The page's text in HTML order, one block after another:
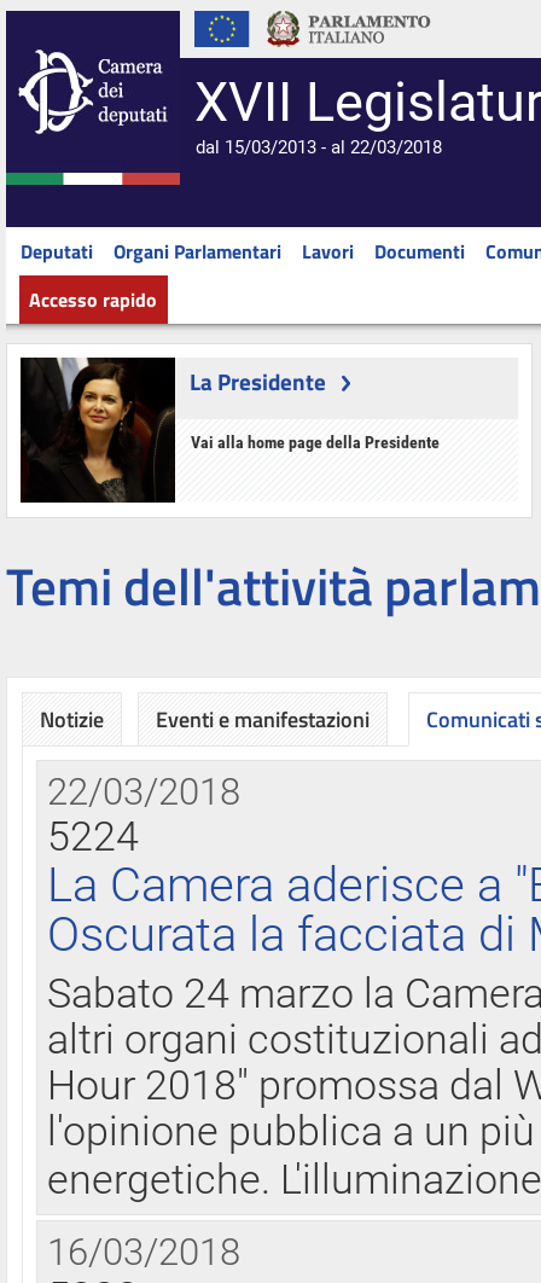
XVII
dal 15/03/2013 - al 22/03/2018
Deputati Organi Parlamentari Lavori Documenti
Accesso rapido
La Presidente
Vai alla home page della Presidente
Temi dell'attività
Notizie Eventi e manifestazioni Comunicati
22/03/2018
5224
La Camera aderisce a
Oscurata la facciata di
Sabato 24 marzo la
altri organi costituzionali
Hour 2018" promossa dal
l'opinione pubblica a un
energetiche.
16/03/2018